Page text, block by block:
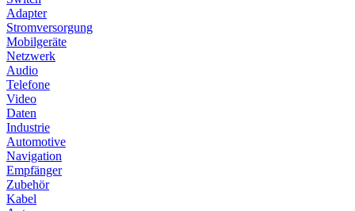
Adapter
Stromversorgung
Mobilgeräte
Netzwerk
Audio
Telefone
Video
Daten
Industrie
Automotive
Navigation
Empfänger
Zubehör
Kabel